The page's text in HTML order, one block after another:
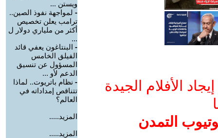
الأفلام الجيدة
التمدن
ويستن ...
- لمواجهة نفوذ الصين..
ترامب يعلن تخصيص
أكثر من ملياري دولار ل
...
- البنتاغون يعفي قائد
الفيلق الخامس
المسؤول عن تنسيق
الدعم لأو ...
- نظام باتريوت.. لماذا
تتناقص إمداداته في
العالم؟
المزيد.....
المزيد.....